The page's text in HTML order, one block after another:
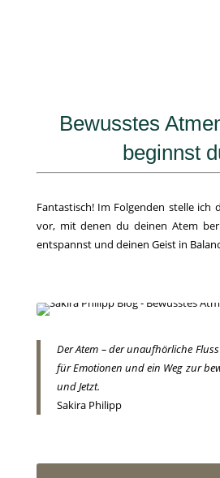
Bewusstes
beginnst
Fantastisch! Im Folgenden stelle ich
vor, mit denen du deinen Atem
entspannst und deinen Geist in
Der Atem – der unaufhörliche
für Emotionen und ein Weg zur
und Jetzt.
Sakira Philipp